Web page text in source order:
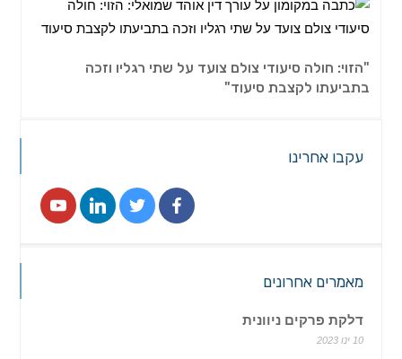
"הזוי: חולה סיעודי צולם צועד על שתי רגליו וזכה
בתביעתו לקצבת סיעוד"
עקבו אחרינו
מאמרים אחרונים
דלקת פרקים ניוונית
10 ינו 2023